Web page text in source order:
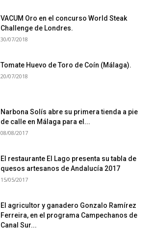
VACUM Oro en el concurso World Steak
Challenge de Londres.
30/07/2018
Tomate Huevo de Toro de Coín (Málaga).
20/07/2018
Narbona Solís abre su primera tienda a pie
de calle en Málaga para el...
08/08/2017
El restaurante El Lago presenta su tabla de
quesos artesanos de Andalucía 2017
15/05/2017
El agricultor y ganadero Gonzalo Ramírez
Ferreira, en el programa Campechanos de
Canal Sur...